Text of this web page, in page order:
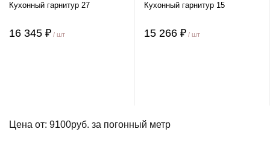
Кухонный гарнитур 27
16 345 ₽ / шт
Кухонный гарнитур 15
15 266 ₽ / шт
Цена от: 9100руб. за погонный метр